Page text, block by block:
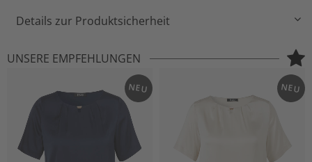
Details zur Produktsicherheit
UNSERE EMPFEHLUNGEN
NEU NEU